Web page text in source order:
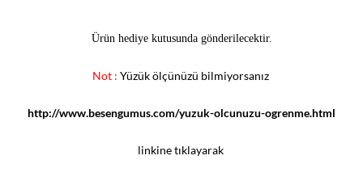
Ürün hediye kutusunda gönderilecektir.
Not : Yüzük ölçünüzü bilmiyorsanız
http://www.besengumus.com/yuzuk-olcunuzu-ogrenme.html
linkine tıklayarak